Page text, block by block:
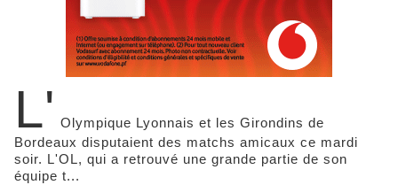
L' Olympique Lyonnais et les Girondins de
Bordeaux disputaient des matchs amicaux ce mardi
soir. L'OL, qui a retrouvé une grande partie de son
équipe t...